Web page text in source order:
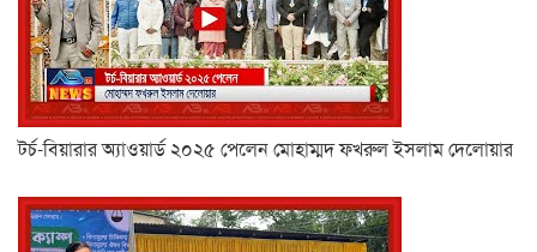
টর্চ-বিয়ারার অ্যাওয়ার্ড ২০২৫ পেলেন মোহাম্মদ ফখরুল ইসলাম দেলোয়ার